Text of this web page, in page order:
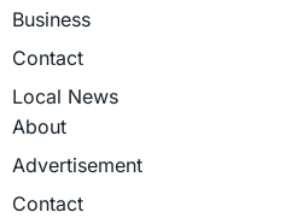
Business
Contact
Local News
About
Advertisement
Contact